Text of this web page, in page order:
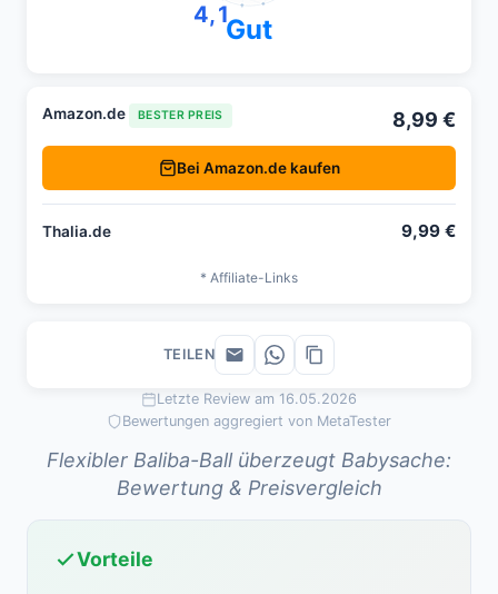
Letzte Review am 16.05.2026
Bewertungen aggregiert von MetaTester
Flexibler Baliba-Ball überzeugt Babysache:
Bewertung & Preisvergleich
Vorteile
4,1Gut
Amazon.de BESTER PREIS 8,99 €
Bei Amazon.de kaufen
Thalia.de 9,99 €
* Affiliate-Links
TEILEN